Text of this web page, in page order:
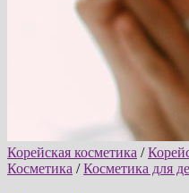
Корейская косметика /
Косметика /Косметика для